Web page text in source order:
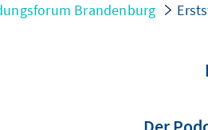
Brandenburg